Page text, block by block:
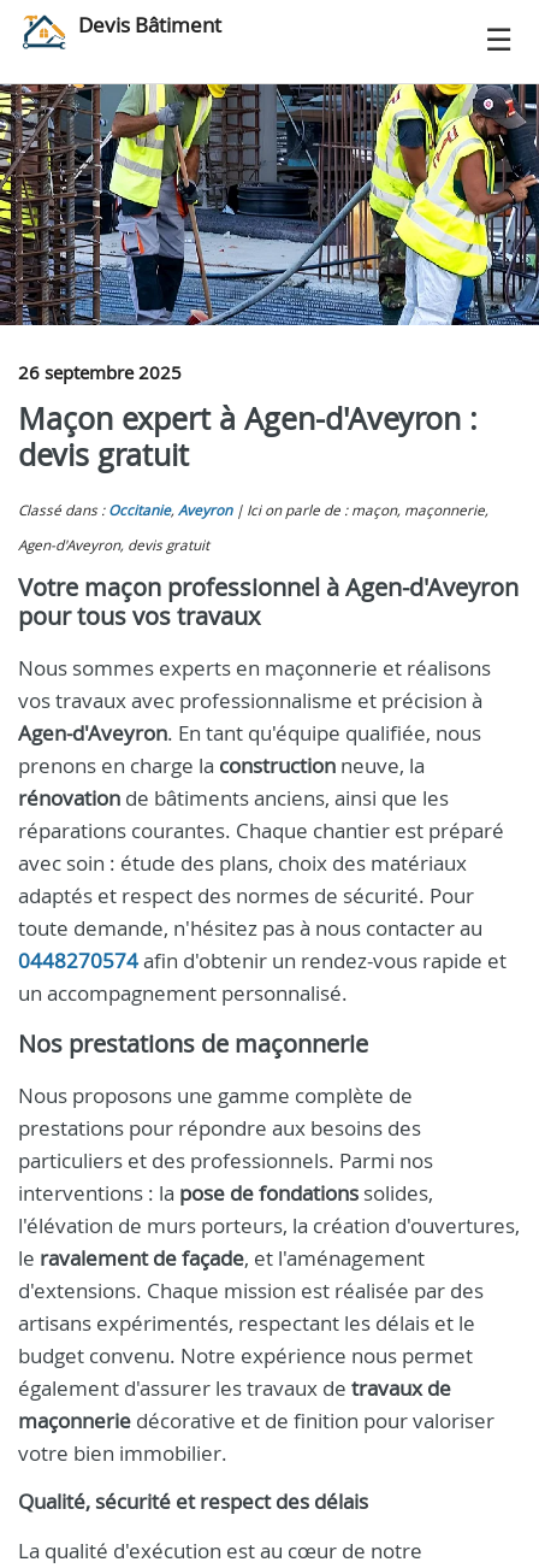
Devis Bâtiment
26 septembre 2025
Maçon expert à Agen-d'Aveyron :
devis gratuit
Classé dans : Occitanie, Aveyron
Ici on parle de : maçon, maçonnerie,
Agen-d'Aveyron, devis gratuit
Votre maçon professionnel à Agen-d'Aveyron
pour tous vos travaux
Nous sommes experts en maçonnerie et réalisons
vos travaux avec professionnalisme et précision à
Agen-d'Aveyron. En tant qu'équipe qualifiée, nous
prenons en charge la construction neuve, la
rénovation de bâtiments anciens, ainsi que les
réparations courantes. Chaque chantier est préparé
avec soin : étude des plans, choix des matériaux
adaptés et respect des normes de sécurité. Pour
toute demande, n'hésitez pas à nous contacter au
0448270574afin d'obtenir un rendez-vous rapide et
un accompagnement personnalisé.
Nos prestations de maçonnerie
Nous proposons une gamme complète de
prestations pour répondre aux besoins des
particuliers et des professionnels. Parmi nos
interventions : la pose de fondations solides,
l'élévation de murs porteurs, la création d'ouvertures,
le ravalement de façade, et l'aménagement
d'extensions. Chaque mission est réalisée par des
artisans expérimentés, respectant les délais et le
budget convenu. Notre expérience nous permet
également d'assurer les travaux de travaux de
maçonnerie décorative et de finition pour valoriser
votre bien immobilier.
Qualité, sécurité et respect des délais
La qualité d'exécution est au cœur de notre